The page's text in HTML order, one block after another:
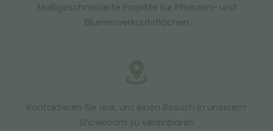
Maßgeschneiderte Projekte für Pflanzen- und
Blumenverkaufsflächen
Kontaktieren Sie uns, um einen Besuch in unserem
Showroom zu vereinbaren